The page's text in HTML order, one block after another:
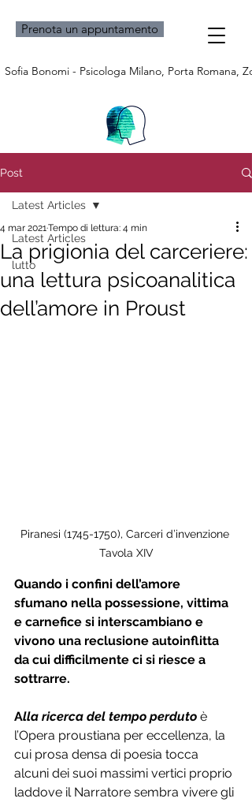
Sofia Bonomi - Psicologa Milano, Porta Romana,
Prenota un appuntamento
Post
Latest Articles
lutto
Latest Articles
La prigionia del carceriere:
una lettura psicoanalitica
dell’amore in Proust
4 mar 2021Tempo di lettura: 4 min
Piranesi (1745-1750), Carceri d’invenzione
Tavola XIV
Quando i confini dell’amore
sfumano nella possessione, vittima
e carnefice si interscambiano e
vivono una reclusione autoinflitta
da cui difficilmente ci si riesce a
sottrarre.
Alla ricerca del tempo perduto è
l’Opera proustiana per eccellenza, la
cui prosa densa di poesia tocca
alcuni dei suoi massimi vertici proprio
laddove il Narratore sembra vivere gli